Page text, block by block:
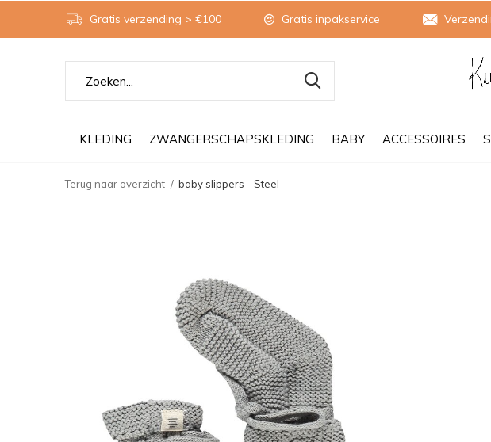
KLEDING ZWANGERSCHAPSKLEDING BABY ACCESSOIRES
Gratis verzending > €100 Gratis inpakservice
Terug naar overzicht baby slippers - Steel